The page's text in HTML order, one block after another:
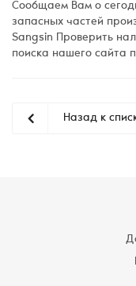
Сообщаем Вам о
запасных частей
Sangsin Проверить
поиска нашего сайта
Назад к